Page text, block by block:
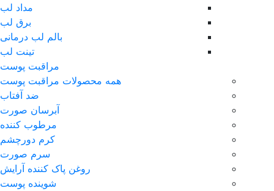
مداد لب
برق لب
بالم لب درمانی
تینت لب
مراقبت پوست
همه محصولات مراقبت پوست
ضد آفتاب
آبرسان صورت
مرطوب کننده
کرم دورچشم
سرم صورت
روغن پاک کننده آرایش
شوینده پوست